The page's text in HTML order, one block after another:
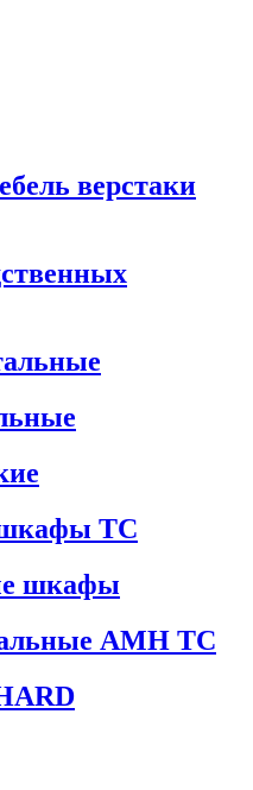
верстаки
шкафы ТС
шкафы
АМН ТС